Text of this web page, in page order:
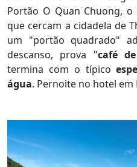
Portão O Quan Chuong,
que cercam a cidadela de
um "portão quadrado"
descanso, prova "café
termina com o típico
água. Pernoite no hotel em